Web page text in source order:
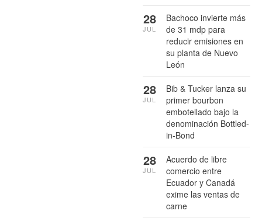
Bachoco invierte más
de 31 mdp para
reducir emisiones en
su planta de Nuevo
León
28
JUL
Bib & Tucker lanza su
primer bourbon
embotellado bajo la
denominación Bottled-
in-Bond
28
JUL
Acuerdo de libre
comercio entre
Ecuador y Canadá
exime las ventas de
carne
28
JUL